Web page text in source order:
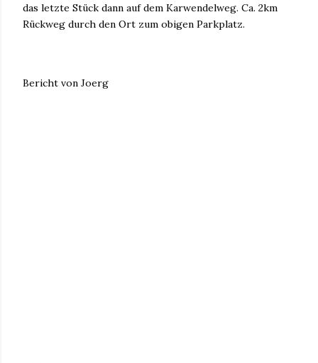
das letzte Stück dann auf dem Karwendelweg. Ca. 2km
Rückweg durch den Ort zum obigen Parkplatz.
Bericht von Joerg